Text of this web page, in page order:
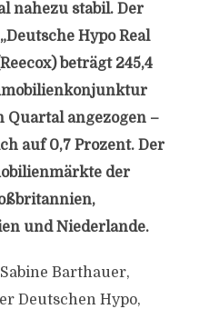
nahezu stabil. Der
Hypo Real
beträgt 245,4
angezogen –
auf 0,7 Prozent. Der
der
und Niederlande.
Barthauer,
Deutschen Hypo,